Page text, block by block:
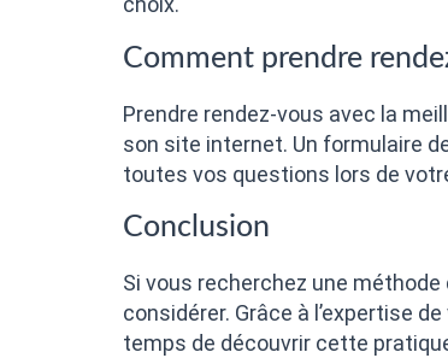
Comment prendre
Prendre rendez-vous avec la
son site internet. Un formulaire
toutes vos questions lors de
Conclusion
Si vous recherchez une
considérer. Grâce à l’expertise
temps de découvrir cette